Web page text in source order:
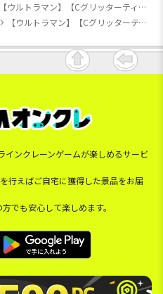
【ウルトラマン】【Cグリッターティガ】ウルトラマンティガ 英雄勇像 ウルトラマンティガ THE FINAL ODYSSEY公開25周年記念Special
【ウルトラマン】【Cグリッターティガ】ウルトラマンティガ 英雄勇像 ウルトラマンティガ THE FINAL ODYSSEY公開25周年記念Special
インクレーンゲームが楽しめるサービ
行えばご自宅に獲得した景品をお届
でも安心して楽しめます。